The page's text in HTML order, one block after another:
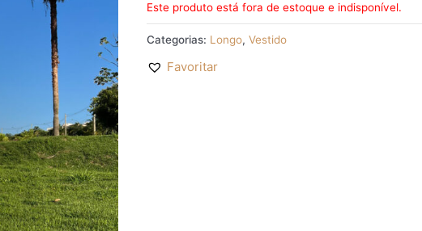
Este produto está fora de estoque e indisponível.
Categorias: Longo,Vestido
Favoritar